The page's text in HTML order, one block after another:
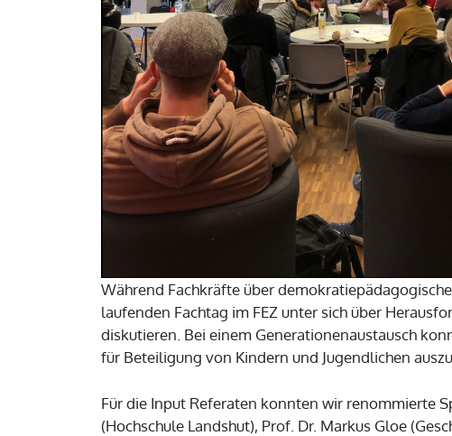
Während Fachkräfte über
laufenden Fachtag im FEZ unter sich über
diskutieren. Bei einem Generationenaustausch
für Beteiligung von Kindern und Jugendlichen
Für die Input Referaten konnten wir renommierte
(Hochschule Landshut), Prof. Dr. Markus Gloe